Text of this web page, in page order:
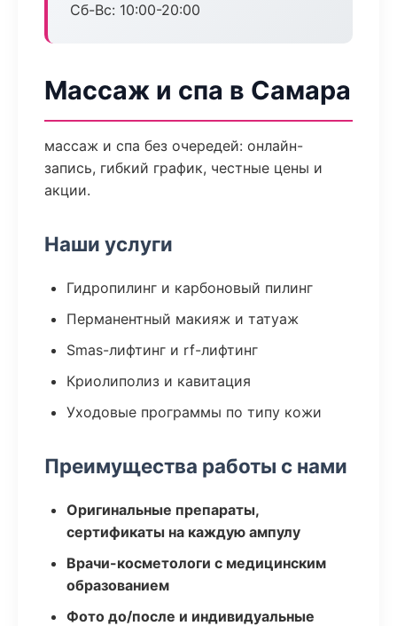
Сб-Вс: 10:00-20:00
Массаж и спа в Самара
массаж и спа без очередей: онлайн-
запись, гибкий график, честные цены и
акции.
Наши услуги
Гидропилинг и карбоновый пилинг
Перманентный макияж и татуаж
Smas-лифтинг и rf-лифтинг
Криолиполиз и кавитация
Уходовые программы по типу кожи
Преимущества работы с нами
Оригинальные препараты,
сертификаты на каждую ампулу
Врачи-косметологи с медицинским
образованием
Фото до/после и индивидуальные